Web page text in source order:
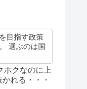
目指す政策
選ぶのは国
ホクなのに上
れる・・・